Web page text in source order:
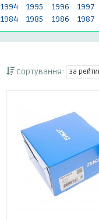
1994 1995 1996 1997
1984 1985 1986 1987
Сортування: за